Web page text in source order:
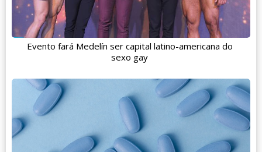
Evento fará Medelín ser capital latino-americana do
sexo gay